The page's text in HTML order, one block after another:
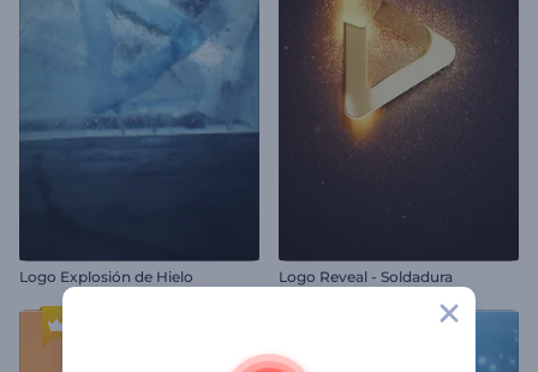
Logo Explosión de Hielo Logo Reveal - Soldadura